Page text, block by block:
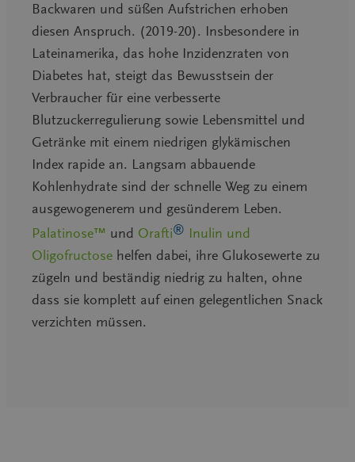
Backwaren und süßen Aufstrichen erhoben
diesen Anspruch. (2019-20). Insbesondere in
Lateinamerika, das hohe Inzidenzraten von
Diabetes hat, steigt das Bewusstsein der
Verbraucher für eine verbesserte
Blutzuckerregulierung sowie Lebensmittel und
Getränke mit einem niedrigen glykämischen
Index rapide an. Langsam abbauende
Kohlenhydrate sind der schnelle Weg zu einem
ausgewogenerem und gesünderem Leben.
Palatinose™ und Orafti® Inulin und
Oligofructose helfen dabei, ihre Glukosewerte zu
zügeln und beständig niedrig zu halten, ohne
dass sie komplett auf einen gelegentlichen Snack
verzichten müssen.